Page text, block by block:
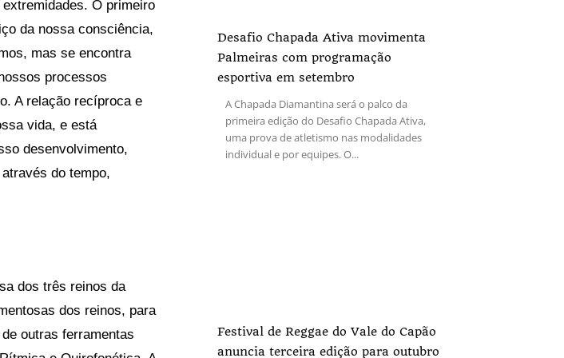
O primeiro
da nossa consciência,
mas se encontra
processos
A relação recíproca e
vida, e está
desenvolvimento,
do tempo,
dos três reinos da
dos reinos, para
outras ferramentas
Desafio Chapada Ativa movimenta
Palmeiras com programação
esportiva em setembro
A Chapada Diamantina será o palco da
primeira edição do Desafio Chapada Ativa,
uma prova de atletismo nas modalidades
individual e por equipes. O...
Festival de Reggae do Vale do Capão
anuncia terceira edição para outubro